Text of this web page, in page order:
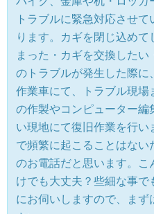
トラブルに緊急対応させ
ります。カギを閉じ込め
まった・カギを交換した
のトラブルが発生した際
作業車にて、トラブル現場
の作製やコンピューター
い現地にて復旧作業を行
で頻繁に起こることはない
のお電話だと思います。
けでも大丈夫？些細な事
にお伺いしますので、ま